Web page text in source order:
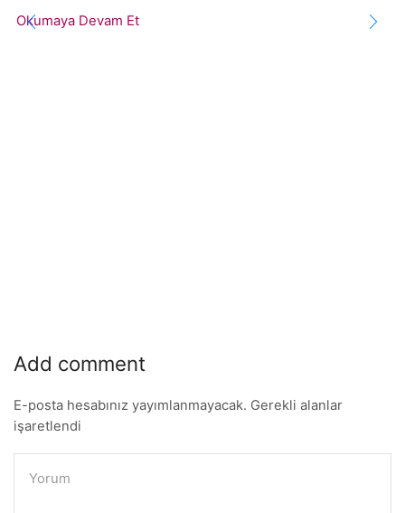
Okumaya Devam Et
Add comment
E-posta hesabınız yayımlanmayacak. Gerekli alanlar
işaretlendi